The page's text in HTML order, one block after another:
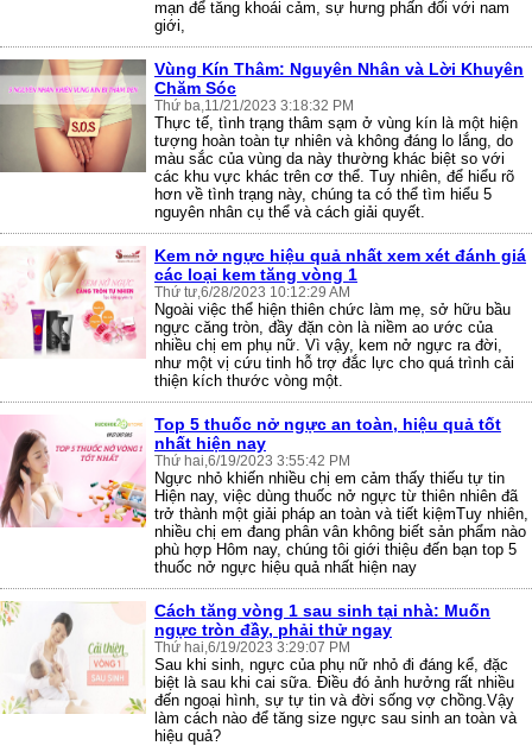
mạn để tăng khoái cảm, sự hưng phấn đối với nam
giới,
Vùng Kín Thâm: Nguyên Nhân và Lời Khuyên
Chăm Sóc
Thứ ba,11/21/2023 3:18:32 PM
Thực tế, tình trạng thâm sạm ở vùng kín là một hiện
tượng hoàn toàn tự nhiên và không đáng lo lắng, do
màu sắc của vùng da này thường khác biệt so với
các khu vực khác trên cơ thể. Tuy nhiên, để hiểu rõ
hơn về tình trạng này, chúng ta có thể tìm hiểu 5
nguyên nhân cụ thể và cách giải quyết.
Kem nở ngực hiệu quả nhất xem xét đánh giá
các loại kem tăng vòng 1
Thứ tư,6/28/2023 10:12:29 AM
Ngoài việc thể hiện thiên chức làm mẹ, sở hữu bầu
ngực căng tròn, đầy đặn còn là niềm ao ước của
nhiều chị em phụ nữ. Vì vậy, kem nở ngực ra đời,
như một vị cứu tinh hỗ trợ đắc lực cho quá trình cải
thiện kích thước vòng một.
Top 5 thuốc nở ngực an toàn, hiệu quả tốt
nhất hiện nay
Thứ hai,6/19/2023 3:55:42 PM
Ngực nhỏ khiến nhiều chị em cảm thấy thiếu tự tin
Hiện nay, việc dùng thuốc nở ngực từ thiên nhiên đã
trở thành một giải pháp an toàn và tiết kiệmTuy nhiên,
nhiều chị em đang phân vân không biết sản phẩm nào
phù hợp Hôm nay, chúng tôi giới thiệu đến bạn top 5
thuốc nở ngực hiệu quả nhất hiện nay
Cách tăng vòng 1 sau sinh tại nhà: Muốn
ngực tròn đầy, phải thử ngay
Thứ hai,6/19/2023 3:29:07 PM
Sau khi sinh, ngực của phụ nữ nhỏ đi đáng kể, đặc
biệt là sau khi cai sữa. Điều đó ảnh hưởng rất nhiều
đến ngoại hình, sự tự tin và đời sống vợ chồng.Vậy
làm cách nào để tăng size ngực sau sinh an toàn và
hiệu quả?